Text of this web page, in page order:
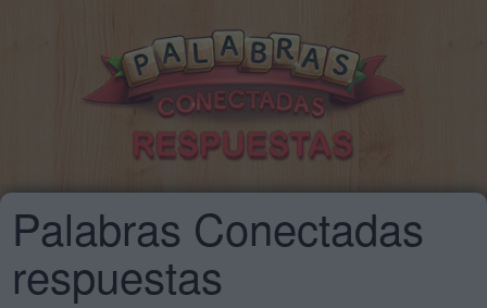
Palabras Conectadas
respuestas